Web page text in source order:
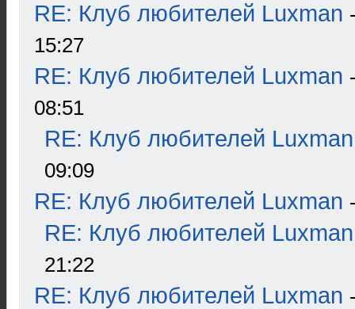
RE: Клуб любителей Luxman
15:27
RE: Клуб любителей Luxman
08:51
RE: Клуб любителей Luxman
09:09
RE: Клуб любителей Luxman
RE: Клуб любителей Luxman
21:22
RE: Клуб любителей Luxman